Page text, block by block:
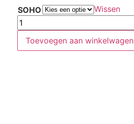
SOHO Wissen
Toevoegen aan winkelwagen